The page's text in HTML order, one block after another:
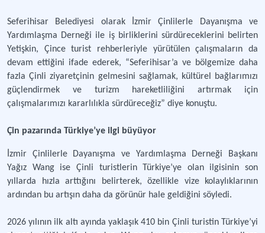
Seferihisar Belediyesi olarak İzmir Çinlilerle Dayanışma ve
Yardımlaşma Derneği ile iş birliklerini sürdüreceklerini belirten
Yetişkin, Çince turist rehberleriyle yürütülen çalışmaların da
devam ettiğini ifade ederek, “Seferihisar’a ve bölgemize daha
fazla Çinli ziyaretçinin gelmesini sağlamak, kültürel bağlarımızı
güçlendirmek ve turizm hareketliliğini artırmak için
çalışmalarımızı kararlılıkla sürdüreceğiz” diye konuştu.
Çin pazarında Türkiye’ye ilgi büyüyor
İzmir Çinlilerle Dayanışma ve Yardımlaşma Derneği Başkanı
Yağız Wang ise Çinli turistlerin Türkiye’ye olan ilgisinin son
yıllarda hızla arttığını belirterek, özellikle vize kolaylıklarının
ardından bu artışın daha da görünür hale geldiğini söyledi.
2026 yılının ilk altı ayında yaklaşık 410 bin Çinli turistin Türkiye’yi